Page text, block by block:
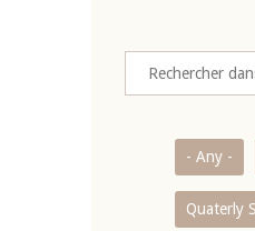
- Any -
Quaterly